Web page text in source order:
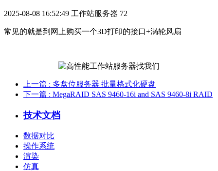
2025-08-08 16:52:49 工作站服务器 72
常见的就是到网上购买一个3D打印的接口+涡轮风扇
上一篇 : 多盘位服务器 批量格式化硬盘
下一篇 : MegaRAID SAS 9460-16i and SAS 9460-8i RAID
技术文档
数据对比
操作系统
渲染
仿真